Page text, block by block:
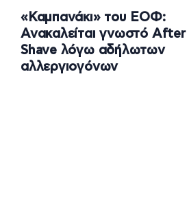
«Καμπανάκι» του ΕΟΦ:
Ανακαλείται γνωστό After
Shave λόγω αδήλωτων
αλλεργιογόνων